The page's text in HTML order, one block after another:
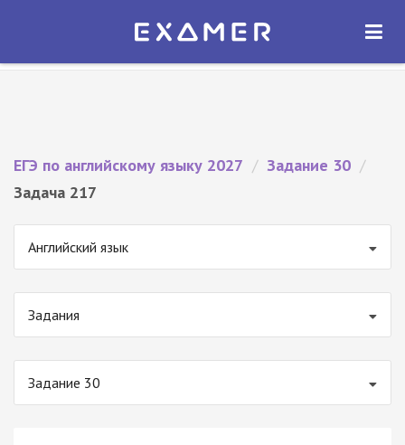
Экзамер — ЕГЭ 2027
ОТКРЫТЬ
ЕГЭ по английскому языку 2027 / Задание 30 /
Задача 217
Английский язык
Задания
Задание 30